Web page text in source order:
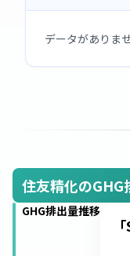
データがありま
住友精化のGHG
GHG排出量推移